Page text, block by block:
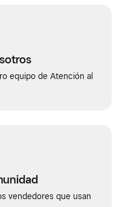
equipo de Atención al
vendedores que usan